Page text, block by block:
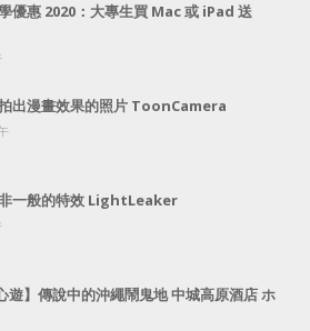
優惠 2020：大專生買 Mac 或 iPad 送
出漫畫效果的照片 ToonCamera
一般的特效 LightLeaker
遊】傳說中的沖繩鬧鬼地 中城高原酒店 ホ